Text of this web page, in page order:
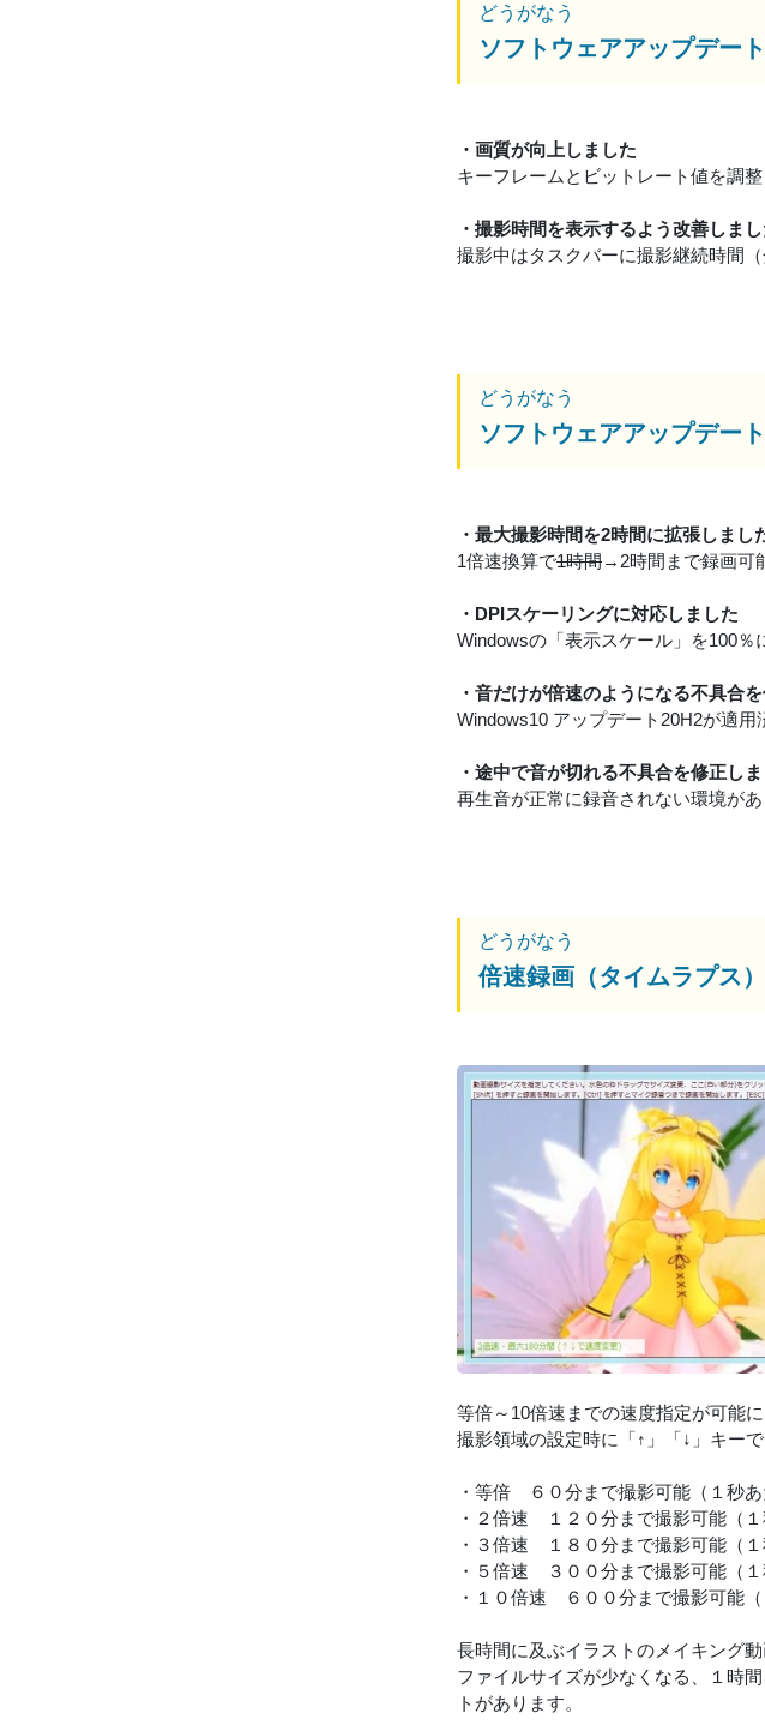
どうがなう
ソフトウェアアップデー
・画質が向上しました
キーフレームとビットレート値を調
・撮影時間を表示するよう改善しま
撮影中はタスクバーに撮影継続時間
どうがなう
ソフトウェアアップデー
・最大撮影時間を2時間に拡張しまし
1倍速換算で1時間→2時間まで録画可
・DPIスケーリングに対応しました
Windowsの「表示スケール」を100％
・音だけが倍速のようになる不具合
Windows10 アップデート20H2が適用
・途中で音が切れる不具合を修正し
再生音が正常に録音されない環境があ
どうがなう
倍速録画（タイムラプス
等倍～10倍速までの速度指定が可能に
撮影領域の設定時に「↑」「↓」キー
・等倍 ６０分まで撮影可能（１秒あ
・２倍速 １２０分まで撮影可能（１
・３倍速 １８０分まで撮影可能（１
・５倍速 ３００分まで撮影可能（１
・１０倍速 ６００分まで撮影可能（
長時間に及ぶイラストのメイキング
ファイルサイズが少なくなる、１時
トがあります。